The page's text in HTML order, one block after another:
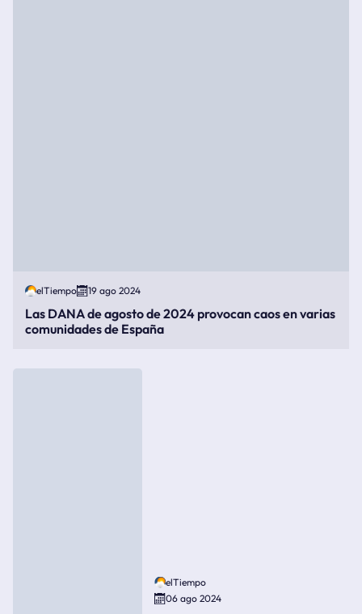
elTiempo 19 ago 2024
Las DANA de agosto de 2024 provocan caos en varias
comunidades de España
elTiempo
06 ago 2024